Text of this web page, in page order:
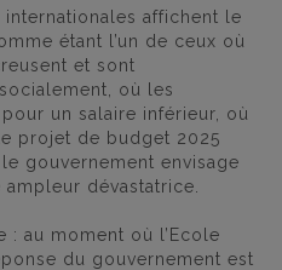
affichent le
étant l’un de ceux où
et sont
où les
un salaire inférieur, où
projet de budget 2025
gouvernement envisage
ampleur dévastatrice.
: au moment où l’Ecole
du gouvernement est